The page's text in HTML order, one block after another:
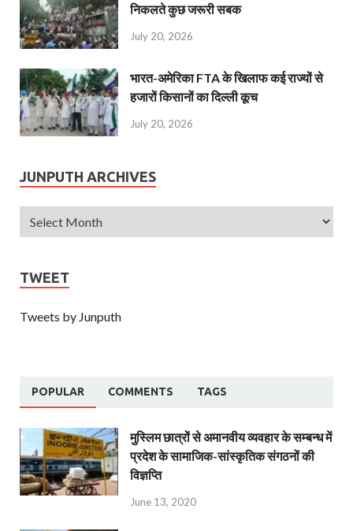
निकलते कुछ जरूरी सबक
July 20, 2026
भारत-अमेरिका FTA के खिलाफ कई राज्यों से
हजारों किसानों का दिल्ली कूच
July 20, 2026
JUNPUTH ARCHIVES
TWEET
Tweets by Junputh
POPULAR COMMENTS TAGS
मुस्लिम छात्रों से अमानवीय व्यवहार के सम्बन्ध में
प्रदेश के सामाजिक-सांस्कृतिक संगठनों की
विज्ञप्ति
June 13, 2020